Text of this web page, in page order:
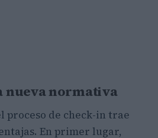
nueva normativa
proceso de check-in trae
En primer lugar,